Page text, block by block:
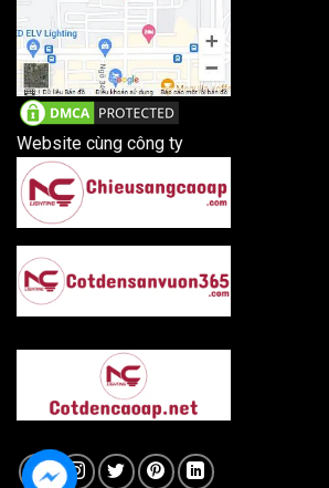
Website cùng công ty